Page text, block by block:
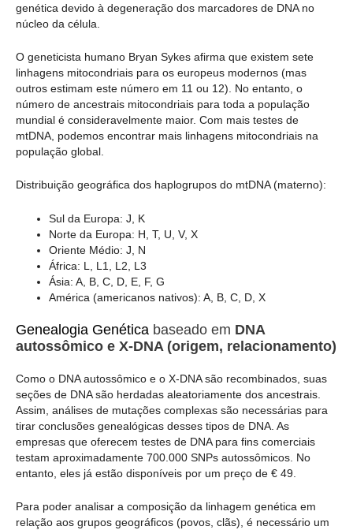
genética devido à degeneração dos marcadores de DNA no
núcleo da célula.
O geneticista humano Bryan Sykes afirma que existem sete
linhagens mitocondriais para os europeus modernos (mas
outros estimam este número em 11 ou 12). No entanto, o
número de ancestrais mitocondriais para toda a população
mundial é consideravelmente maior. Com mais testes de
mtDNA, podemos encontrar mais linhagens mitocondriais na
população global.
Distribuição geográfica dos haplogrupos do mtDNA (materno):
Sul da Europa: J, K
Norte da Europa: H, T, U, V, X
Oriente Médio: J, N
África: L, L1, L2, L3
Ásia: A, B, C, D, E, F, G
América (americanos nativos): A, B, C, D, X
Genealogia Genética baseado em DNA
autossômico e X-DNA (origem, relacionamento)
Como o DNA autossômico e o X-DNA são recombinados, suas
seções de DNA são herdadas aleatoriamente dos ancestrais.
Assim, análises de mutações complexas são necessárias para
tirar conclusões genealógicas desses tipos de DNA. As
empresas que oferecem testes de DNA para fins comerciais
testam aproximadamente 700.000 SNPs autossômicos. No
entanto, eles já estão disponíveis por um preço de € 49.
Para poder analisar a composição da linhagem genética em
relação aos grupos geográficos (povos, clãs), é necessário um